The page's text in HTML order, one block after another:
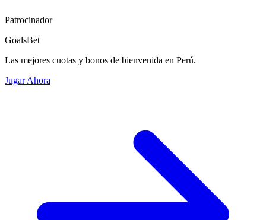
Patrocinador
GoalsBet
Las mejores cuotas y bonos de bienvenida en Perú.
Jugar Ahora